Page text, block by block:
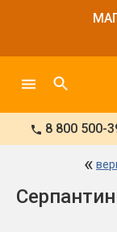
8 800 500-
«